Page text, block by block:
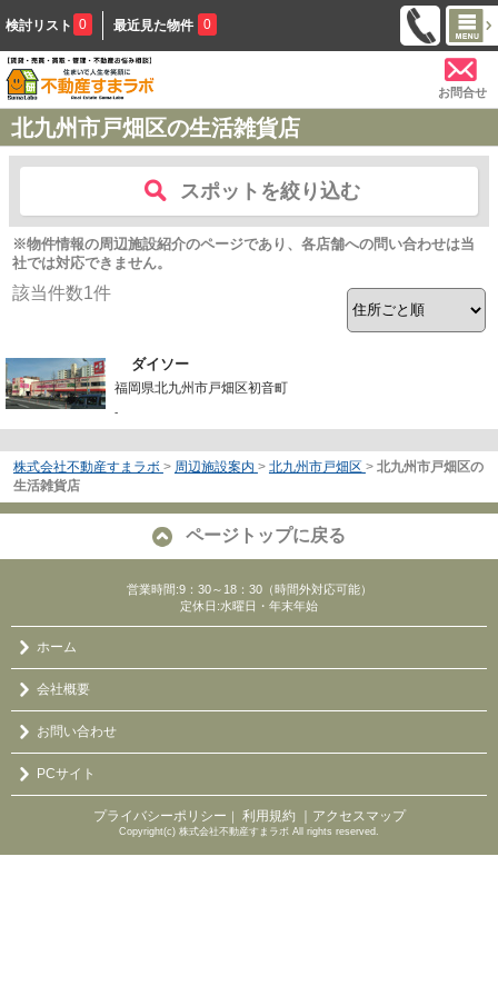
検討リスト 0 最近見た物件 0
お問合せ
北九州市戸畑区の生活雑貨店
スポットを絞り込む
※物件情報の周辺施設紹介のページであり、各店舗への問い合わせは当
社では対応できません。
該当件数1件
ダイソー
福岡県北九州市戸畑区初音町
-
株式会社不動産すまラボ > 周辺施設案内 > 北九州市戸畑区 > 北九州市戸畑区の
生活雑貨店
ページトップに戻る
営業時間:9：30～18：30（時間外対応可能）
定休日:水曜日・年末年始
ホーム
会社概要
お問い合わせ
PCサイト
プライバシーポリシー ｜ 利用規約 ｜アクセスマップ
Copyright(c) 株式会社不動産すまラボ All rights reserved.